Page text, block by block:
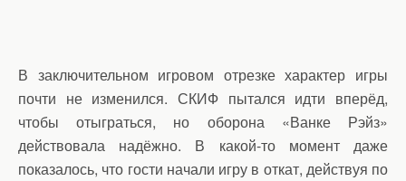
В заключительном игровом отрезке характер игры
почти не изменился. СКИФ пытался идти вперёд,
чтобы отыграться, но оборона «Ванке Рэйз»
действовала надёжно. В какой-то момент даже
показалось, что гости начали игру в откат, действуя по